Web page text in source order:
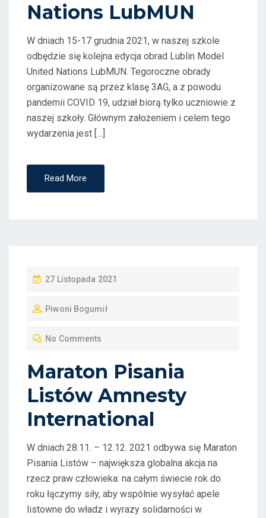
N
Nations LubMUN
W dniach 15-17 grudnia 2021, w naszej szkole
odbędzie się kolejna edycja obrad Lublin Model
United Nations LubMUN. Tegoroczne obrady
organizowane są przez klasę 3AG, a z powodu
pandemii COVID 19, udział biorą tylko uczniowie z
naszej szkoły. Głównym założeniem i celem tego
wydarzenia jest […]
Read More
P
S
E
O
N
27 Listopada 2021
Piwoni Bogumił
No Comments
Maraton Pisania
Listów Amnesty
International
W dniach 28.11. – 12.12. 2021 odbywa się Maraton
Pisania Listów – największa globalna akcja na
rzecz praw człowieka: na całym świecie rok do
roku łączymy siły, aby wspólnie wysyłać apele
listowne do władz i wyrazy solidarności w